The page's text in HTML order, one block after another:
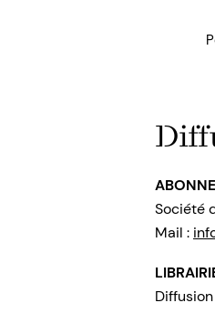
Société
Mail :